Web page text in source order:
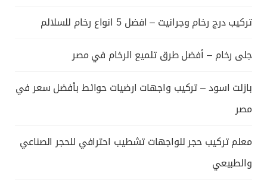
تركيب درج رخام وجرانيت – افضل 5 انواع رخام للسلالم
جلى رخام – أفضل طرق تلميع الرخام في مصر
بازلت اسود – تركيب واجهات ارضيات حوائط بأفضل سعر في
مصر
معلم تركيب حجر للواجهات تشطيب احترافي للحجر الصناعي
والطبيعي